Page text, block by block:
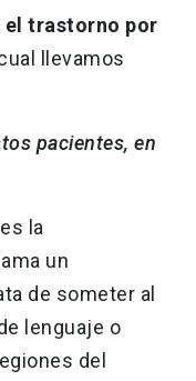
el trastorno por
llevamos
pacientes, en
la
un
de someter al
lenguaje o
del